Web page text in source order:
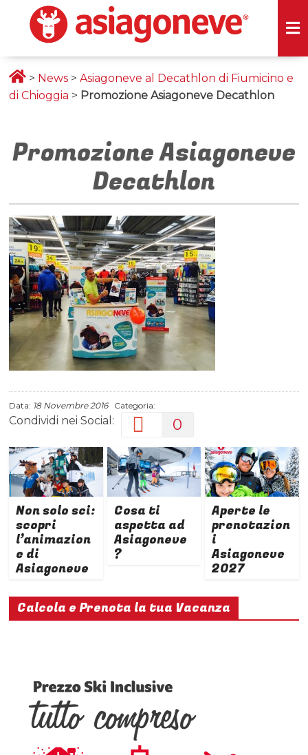
> News >Asiagoneve al Decathlon di Fiumicino e
di Chioggia > Promozione Asiagoneve Decathlon
Promozione Asiagoneve
Decathlon
Data: 18 Novembre 2016Categoria:
Condividi nei Social: 0
Non solo sci:
scopri
l’animazion
e di
Asiagoneve
Cosa ti
aspetta ad
Asiagoneve
?
Aperte le
prenotazion
i
Asiagoneve
2027
Calcola e Prenota la tua Vacanza